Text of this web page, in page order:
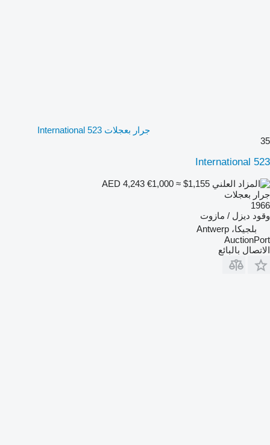
جرار بعجلات International 523
35
International 523
€1,000 ≈ $1,155
جرار بعجلات
1966
وقود ديزل / مازوت
بلجيكا، Antwerp
AuctionPort
الاتصال بالبائع